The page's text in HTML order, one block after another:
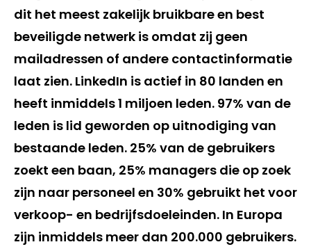
dit het meest zakelijk bruikbare en best
beveiligde netwerk is omdat zij geen
mailadressen of andere contactinformatie
laat zien. LinkedIn is actief in 80 landen en
heeft inmiddels 1 miljoen leden. 97% van de
leden is lid geworden op uitnodiging van
bestaande leden. 25% van de gebruikers
zoekt een baan, 25% managers die op zoek
zijn naar personeel en 30% gebruikt het voor
verkoop- en bedrijfsdoeleinden. In Europa
zijn inmiddels meer dan 200.000 gebruikers.